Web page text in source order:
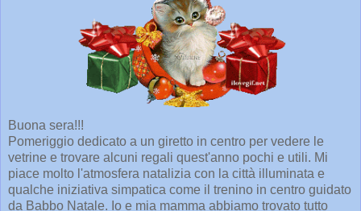
Buona sera!!!
Pomeriggio dedicato a un giretto in centro per vedere le
vetrine e trovare alcuni regali quest'anno pochi e utili. Mi
piace molto l'atmosfera natalizia con la città illuminata e
qualche iniziativa simpatica come il trenino in centro guidato
da Babbo Natale. Io e mia mamma abbiamo trovato tutto